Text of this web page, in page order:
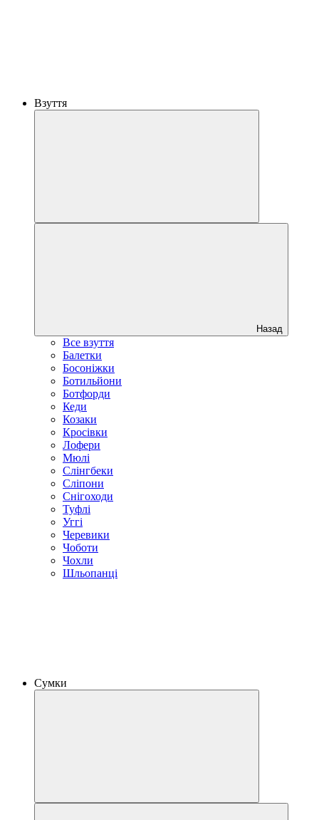
Взуття
Назад
Все взуття
Балетки
Босоніжки
Ботильйони
Ботфорди
Кеди
Козаки
Кросівки
Лофери
Мюлі
Слінгбеки
Сліпони
Снігоходи
Туфлі
Уггі
Черевики
Чоботи
Чохли
Шльопанці
Сумки